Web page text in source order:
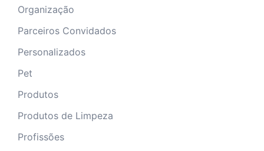
Organização
Parceiros Convidados
Personalizados
Pet
Produtos
Produtos de Limpeza
Profissões